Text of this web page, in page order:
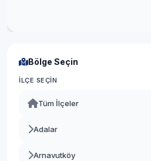
Bölge Seçin
İLÇE SEÇIN
Tüm İlçeler
Adalar
Arnavutköy